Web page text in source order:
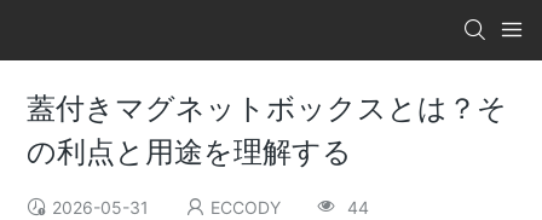
蓋付きマグネットボックスとは？そ
の利点と用途を理解する
2026-05-31 ECCODY 44